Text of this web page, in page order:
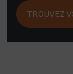
TROUVEZ